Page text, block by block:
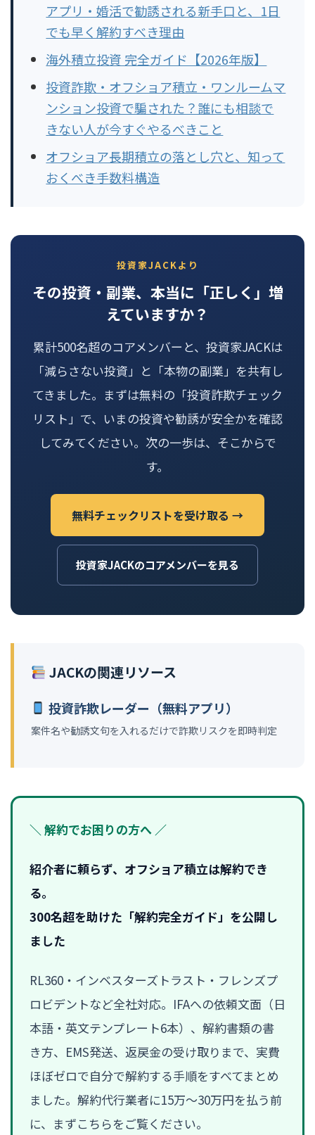
アプリ・婚活で勧誘される新手口と、1日
でも早く解約すべき理由
海外積立投資 完全ガイド【2026年版】
投資詐欺・オフショア積立・ワンルームマ
ンション投資で騙された？誰にも相談で
きない人が今すぐやるべきこと
オフショア長期積立の落とし穴と、知って
おくべき手数料構造
投資家JACKより
その投資・副業、本当に「正しく」増
えていますか？
累計500名超のコアメンバーと、投資家JACKは
「減らさない投資」と「本物の副業」を共有し
てきました。まずは無料の「投資詐欺チェック
リスト」で、いまの投資や勧誘が安全かを確認
してみてください。次の一歩は、そこからで
す。
無料チェックリストを受け取る →
投資家JACKのコアメンバーを見る
JACKの関連リソース
投資詐欺レーダー（無料アプリ）
案件名や勧誘文句を入れるだけで詐欺リスクを即時判定
＼ 解約でお困りの方へ ／
紹介者に頼らず、オフショア積立は解約でき
る。
300名超を助けた「解約完全ガイド」を公開し
ました
RL360・インベスターズトラスト・フレンズプ
ロビデントなど全社対応。IFAへの依頼文面（日
本語・英文テンプレート6本）、解約書類の書
き方、EMS発送、返戻金の受け取りまで、実費
ほぼゼロで自分で解約する手順をすべてまとめ
ました。解約代行業者に15万〜30万円を払う前
に、まずこちらをご覧ください。